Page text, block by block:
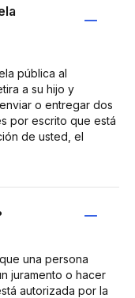
pública al
a su hijo y
o entregar dos
por escrito que está
de usted, el
una persona
juramento o hacer
autorizada por la